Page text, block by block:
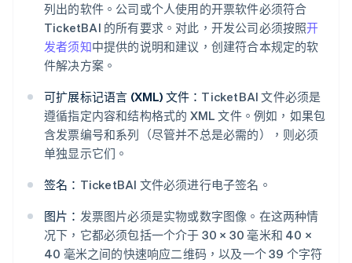
列出的软件。公司或个人使用的开票软件必须符合
TicketBAI 的所有要求。对此，开发公司必须按照开
发者须知中提供的说明和建议，创建符合本规定的软
件解决方案。
可扩展标记语言 (XML) 文件： TicketBAI 文件必须是
遵循指定内容和结构格式的 XML 文件。例如，如果包
含发票编号和系列（尽管并不总是必需的），则必须
单独显示它们。
签名： TicketBAI 文件必须进行电子签名。
图片： 发票图片必须是实物或数字图像。在这两种情
况下，它都必须包括一个介于 30 × 30 毫米和 40 ×
40 毫米之间的快速响应二维码，以及一个 39 个字符